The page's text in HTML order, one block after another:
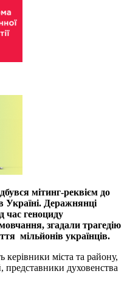
мітинг-реквієм до
Україні. Деражнянці
час геноциду
згадали трагедію
мільйонів українців.
керівники міста та району,
представники духовенства